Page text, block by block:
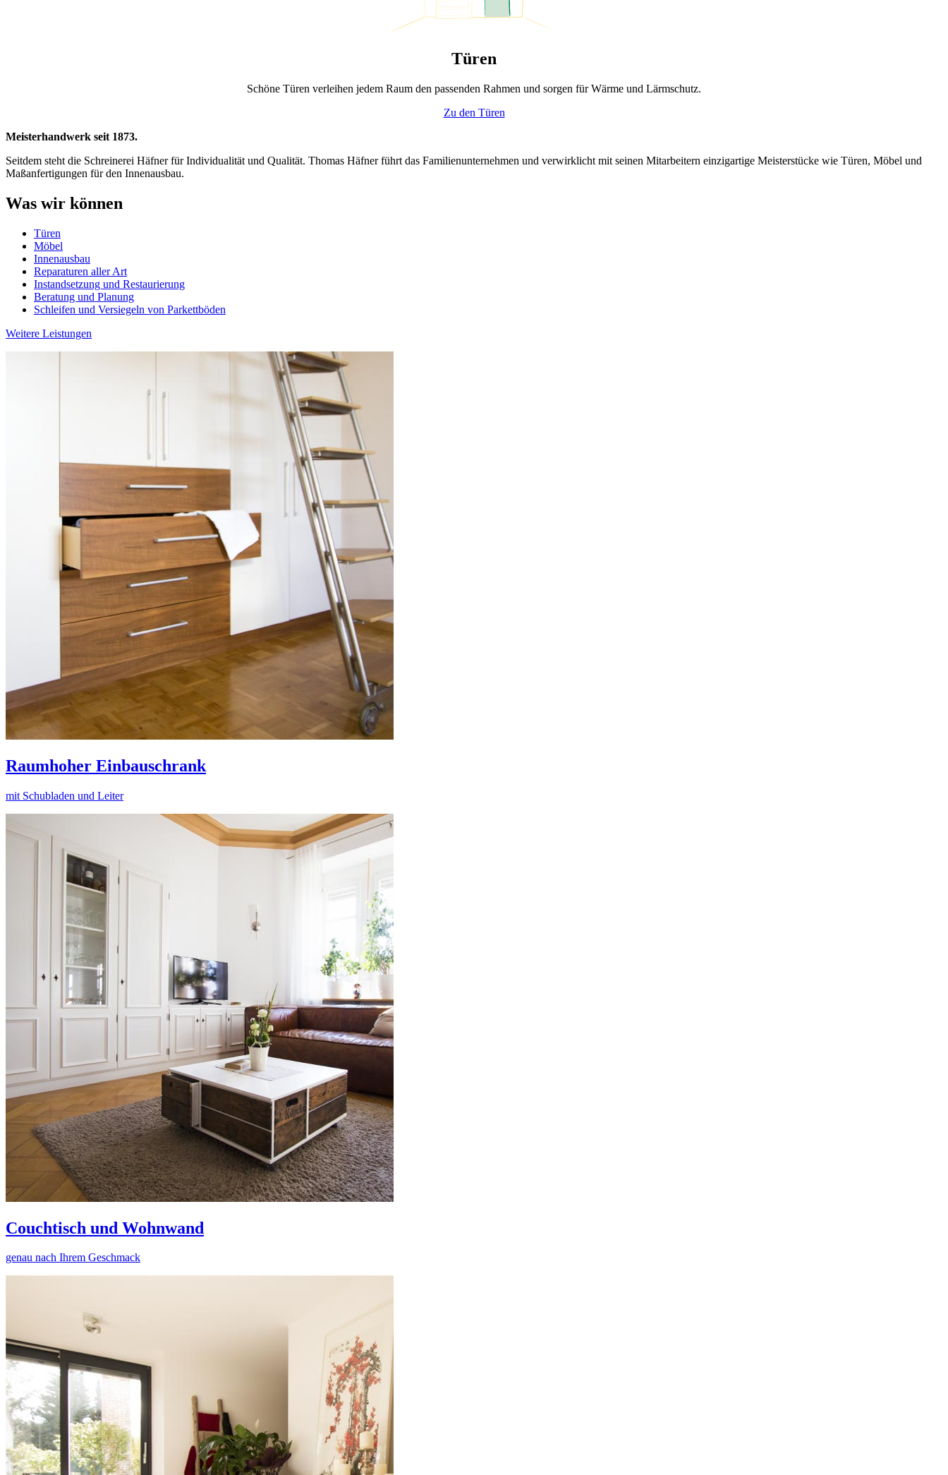
Türen
Schöne Türen verleihen jedem Raum den passenden Rahmen und sorgen für Wärme und Lärmschutz.
Zu den Türen
Meisterhandwerk seit 1873.
Seitdem steht die Schreinerei Häfner für Individualität und Qualität. Thomas Häfner führt das Familienunternehmen und verwirklicht mit seinen Mitarbeitern einzigartige Meisterstücke wie Türen, Möbel und
Maßanfertigungen für den Innenausbau.
Was wir können
Türen
Möbel
Innenausbau
Reparaturen aller Art
Instandsetzung und Restaurierung
Beratung und Planung
Schleifen und Versiegeln von Parkettböden
Weitere Leistungen
Raumhoher Einbauschrank
mit Schubladen und Leiter
Couchtisch und Wohnwand
genau nach Ihrem Geschmack